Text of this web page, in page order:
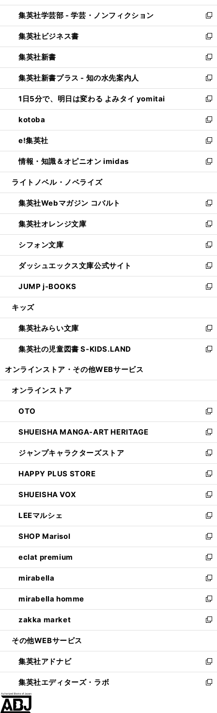
開
く
ウ
で
開
く
ン
ド
ウ
で
開
く
ウ
ィ
ン
ド
ウ
で
開
く
集英社学芸部 - 学芸・ノンフィクション
新
し
い
ウ
ィ
ン
ド
ウ
で
開
く
集英社ビジネス書
新
し
い
ウ
ィ
ン
ド
ウ
で
開
く
集英社新書
新
し
い
ウ
ィ
ン
ド
ウ
で
開
く
集英社新書プラス - 知の水先案内人
新
し
い
ウ
ィ
ン
ド
ウ
で
開
1日5分で、明日は変わる よみタイ yomitai
新
し
い
ウ
ィ
ン
ド
ウ
開
く
kotoba
新
し
い
ウ
ィ
ン
ウ
で
開
く
e!集英社
新
し
い
ウ
ン
ド
ウ
で
開
く
情報・知識＆オピニオン imidas
新
し
ウ
ィ
ン
ド
ウ
で
開
く
ライトノベル・ノベライズ
集英社Webマガジン コバルト
新
し
い
ウ
ィ
ン
ド
ウ
で
開
集英社オレンジ文庫
新
し
い
ウ
ィ
ン
ド
ウ
開
く
シフォン文庫
新
し
い
ウ
ィ
ン
ウ
で
開
く
ダッシュエックス文庫公式サイト
新
し
い
ウ
ン
ド
ウ
で
JUMP j-BOOKS
新
し
ウ
ィ
ン
ド
開
キッズ
集英社みらい文庫
新
し
い
ン
ウ
で
開
く
集英社の児童図書 S-KIDS.LAND
新
ウ
ン
ド
ウ
で
開
く
オンラインストア・ その他WEBサービス
オンラインストア
OTO
新
し
い
ウ
ィ
ン
ド
ウ
で
開
く
SHUEISHA MANGA-ART HERITAGE
新
し
い
ウ
ィ
ン
ド
ウ
で
開
く
ジャンプキャラクターズストア
新
し
い
ウ
ィ
ン
ド
ウ
で
開
く
HAPPY PLUS STORE
新
し
い
ウ
ィ
ン
ド
ウ
で
開
く
SHUEISHA VOX
新
し
い
ウ
ィ
ン
ド
ウ
で
開
く
LEEマルシェ
新
し
い
ウ
ィ
ン
ド
ウ
で
開
く
SHOP Marisol
新
し
い
ウ
ィ
ン
ド
ウ
で
開
eclat premium
新
し
い
ウ
ィ
ン
ド
ウ
開
く
mirabella
新
し
い
ウ
ィ
ン
ウ
で
開
く
mirabella homme
新
し
い
ウ
ン
ド
ウ
で
zakka market
新
し
ウ
ィ
ン
ド
その他WEBサービス
集英社アドナビ
新
し
い
集英社エディターズ・ラボ
新